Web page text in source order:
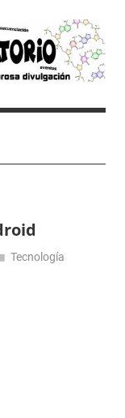
Tecnología